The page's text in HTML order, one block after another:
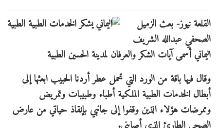
القلعة نيوز- بعث الزميل
الصحفي عبدالله الشريف
اليماني أسمى آيات الشكر والعرفان لمدينة الحسين الطبية
وقال فيها باقة من الورد التي تحمل عطر أردنا الحبيب ابعثها إلى
أبطال الخدمات الطبية الملكية أطباء وطبيبات وتمريض
وممرضات هؤلاء الذين وقفوا إلى جانبي بإنقاذ حياتي من عارض